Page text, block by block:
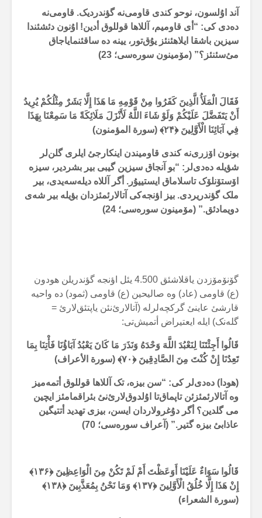
آند اۇلسون، نوحو کندی قاومی‌نە گؤندردیک. قاومی‌نە
دەدی کی: “أی قاومیم، آللاها قوللوق أدین! اۇنون دئشئندا
سیزین باشقا ایلاهئنئز یۇق‌تور، یینە دە ساقئنمایاجاق
مئ‌سئنئز؟” (مۆمینون سورەسی؛ 23)
فَقَالَ الْمَلَأُ الَّذِينَ كَفَرُوا مِنْ قَوْمِهِ مَا هَذَا إِلَّا بَشَرٌ مِثْلُكُمْ يُرِيدُ
أَنْ يَتَفَضَّلَ عَلَيْكُمْ وَلَوْ شَاءَ اللَّهُ لَأَنْزَلَ مَلَائِكَةً مَا سَمِعْنَا بِهَذَا
فِي آبَائِنَا الْأَوَّلِينَ﴿۲۴﴾ (سورة المؤمنون)
بونون اۆزری‌نە کندی قاومیندن اینکارجئ ایلری گلن‌لر
شؤیلە دەدی‌لر: “بو آنجاق سیزین گیبی بیر بشردیر، سیزە
اۆستۆنلۆک تاسلاماق ایستییۇر. أگر آللاە دیلەسەیدی، بیر
ملک گؤندریردی. بیز اؤنجەکی آتالارئمئزدان بؤیلە بیر شەی
دویمادئق.” (مۆمینون سورەسی؛ 24)
گۆنۆمۆزدن یاقلاشئق 4.500 یئل اؤنجە گؤندریلن هودون
(ع) قاومی (عاد) وە صالیحین (ع) قاومی (ثمود) دە واحیە
قارشئ عاینئ گرکچەلرلە (آتالارئ‌نئن یاپتئق‌لارئ =
گلەنک) ایلە ایعتیراض أتمیش‌تی:
قَالُوا أَجِئْتَنَا لِنَعْبُدَ اللَّهَ وَحْدَهُ وَنَذَرَ مَا كَانَ يَعْبُدُ آبَاؤُنَا فَأْتِنَا بِمَا
تَعِدُنَا إِنْ كُنْتَ مِنَ الصَّادِقِينَ﴿۷۰﴾ (سورة الأعراف)
(هودا) دەدی‌لر کی: “سن بیزە، تک آللاها قوللوق أتمەمیز
وە آتالارئمئزئن تاپماق‌تا اۇلدوق‌لارئ‌نئ بئراقمامئز ایچین
می گلدین؟ أگر دۇغرولاردان ایسن، بیزی تهدید أتتیگین
عاذابئ بیزە گتیر.” (آعراف سورەسی؛ 70)
قَالُوا سَوَاءٌ عَلَيْنَا أَوَعَظْتَ أَمْ لَمْ تَكُنْ مِنَ الْوَاعِظِينَ
﴿۱۳۶﴾
إِنْ هَذَا إِلَّا خُلُقُ الْأَوَّلِينَ ﴿۱۳۷﴾ وَمَا نَحْنُ بِمُعَذَّبِينَ ﴿۱۳۸﴾
(سورة الشعراء)